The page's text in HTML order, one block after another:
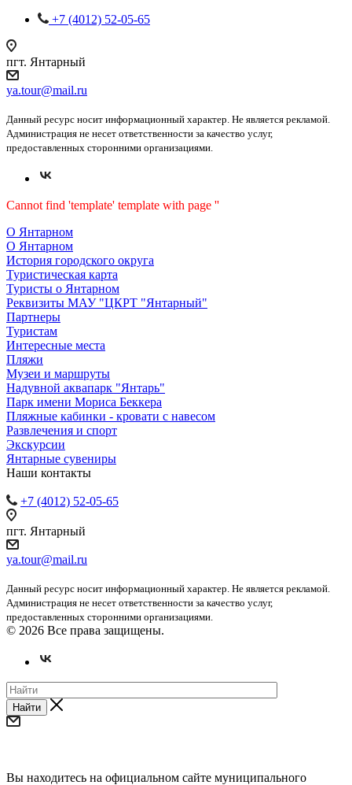
+7 (4012) 52-05-65
пгт. Янтарный
ya.tour@mail.ru
Данный ресурс носит информационный характер. Не является рекламой.
Администрация не несет ответственности за качество услуг,
предоставленных сторонними организациями.
Cannot find 'template' template with page ''
О Янтарном
О Янтарном
История городского округа
Туристическая карта
Туристы о Янтарном
Реквизиты МАУ "ЦКРТ "Янтарный"
Партнеры
Туристам
Интересные места
Пляжи
Музеи и маршруты
Надувной аквапарк "Янтарь"
Парк имени Мориса Беккера
Пляжные кабинки - кровати с навесом
Развлечения и спорт
Экскурсии
Янтарные сувениры
Наши контакты
+7 (4012) 52-05-65
пгт. Янтарный
ya.tour@mail.ru
Данный ресурс носит информационный характер. Не является рекламой.
Администрация не несет ответственности за качество услуг,
предоставленных сторонними организациями.
© 2026 Все права защищены.
Найти
Вы находитесь на официальном сайте муниципального